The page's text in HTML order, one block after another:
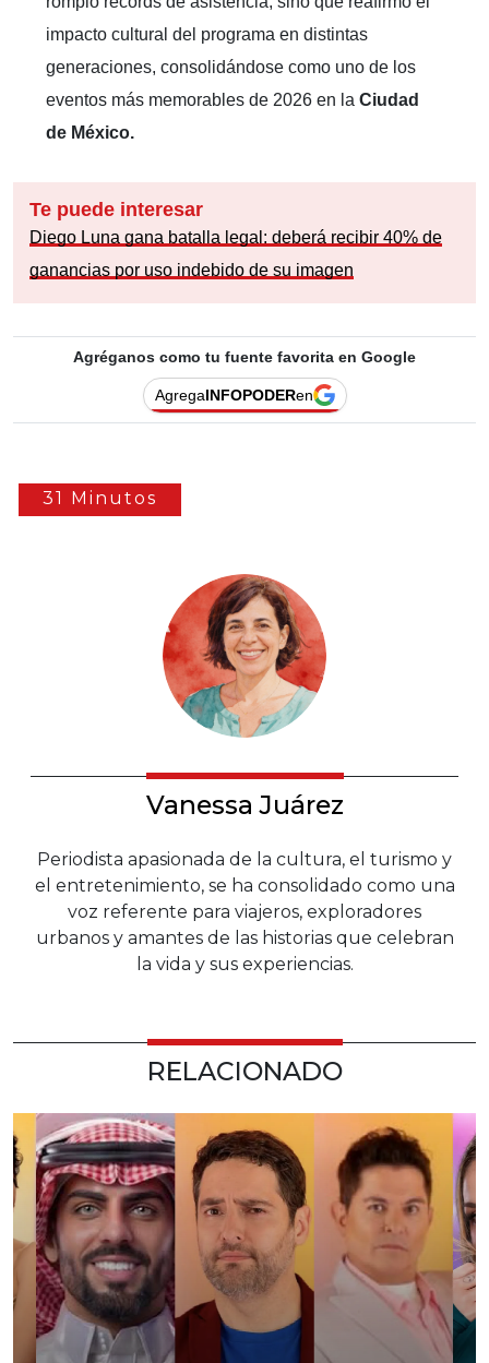
impacto cultural del programa en distintas
generaciones, consolidándose como uno de los
eventos más memorables de 2026 en la Ciudad
de México.
Te puede interesar
Diego Luna gana batalla legal: deberá recibir 40% de
ganancias por uso indebido de su imagen
Agréganos como tu fuente favorita en Google
AgregaINFOPODERen
31 Minutos
Vanessa Juárez
Periodista apasionada de la cultura, el turismo y
el entretenimiento, se ha consolidado como una
voz referente para viajeros, exploradores
urbanos y amantes de las historias que celebran
la vida y sus experiencias.
RELACIONADO